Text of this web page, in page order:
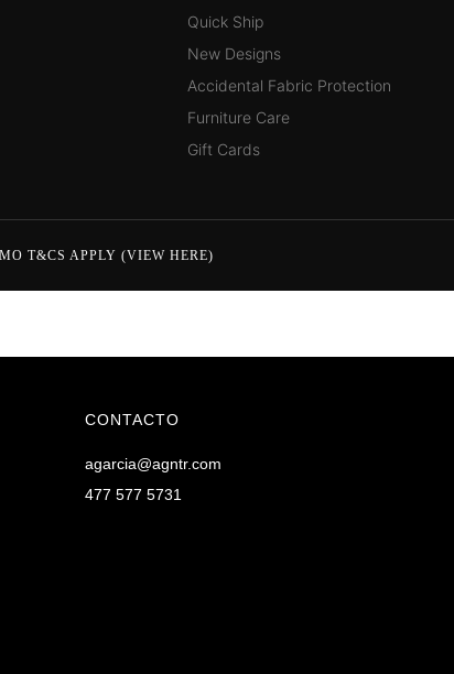
Quick Ship
New Designs
Accidental Fabric Protection
Furniture Care
Gift Cards
T&CS APPLY (VIEW HERE)
CONTACTO
agarcia@agntr.com
477 577 5731